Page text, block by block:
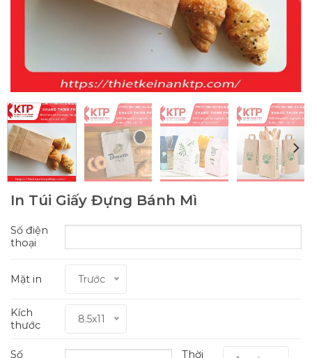
In Túi Giấy Đựng Bánh Mì
Số điện
thoại
Mặt in Trước
Kích
thước
8.5x11
Số
Thời